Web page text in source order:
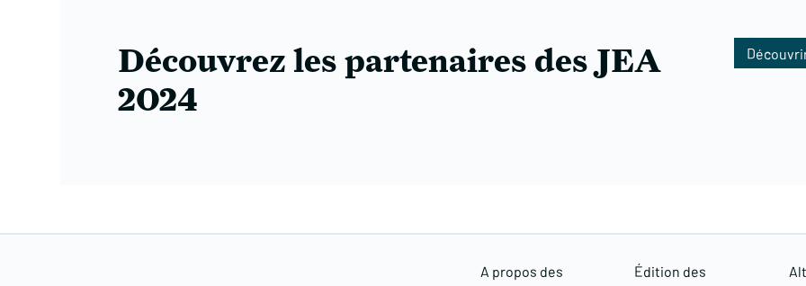
Découvrez les partenaires des JEA
2024
A propos des
Édition des